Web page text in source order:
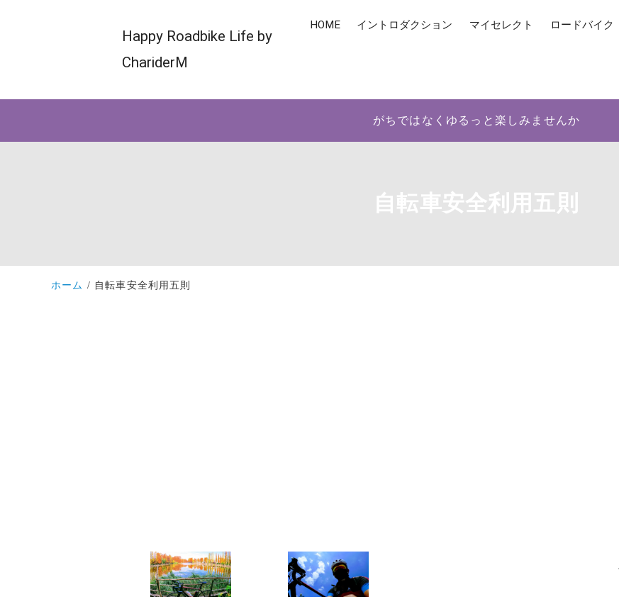
Happy Roadbike Life by
ChariderM
HOME イントロダクション マイセレクト ロードバイク
がちではなくゆるっと楽しみませんか
自転車安全利用五則
ホーム 自転車安全利用五則